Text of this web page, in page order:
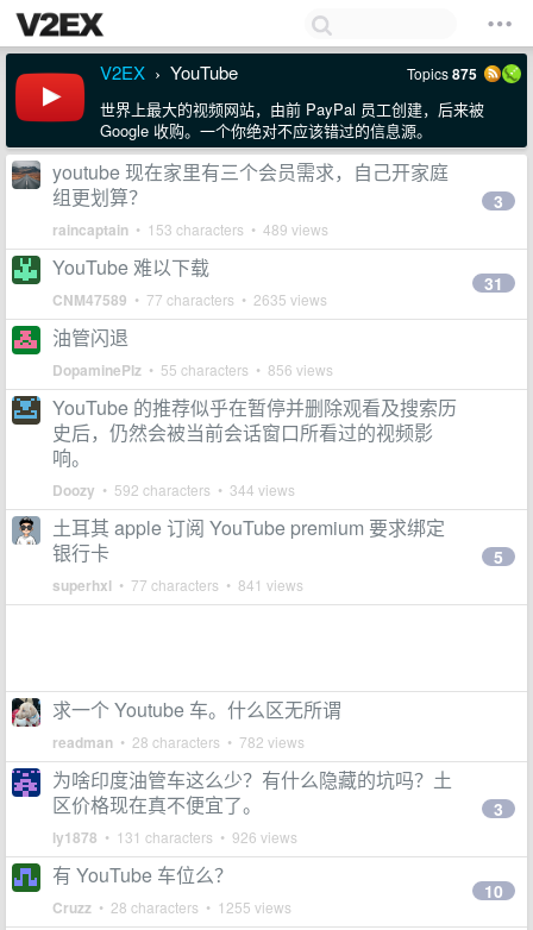
V2EX › YouTube Topics875
世界上最大的视频网站，由前 PayPal 员工创建，后来被
Google 收购。一个你绝对不应该错过的信息源。
youtube 现在家里有三个会员需求，自己开家庭
组更划算？
raincaptain • 153 characters • 489 views
3
YouTube 难以下载
CNM47589 • 77 characters • 2635 views
31
油管闪退
DopaminePlz • 55 characters • 856 views
YouTube 的推荐似乎在暂停并删除观看及搜索历
史后，仍然会被当前会话窗口所看过的视频影
响。
Doozy • 592 characters • 344 views
土耳其 apple 订阅 YouTube premium 要求绑定
银行卡
superhxl • 77 characters • 841 views
5
求一个 Youtube 车。什么区无所谓
readman • 28 characters • 782 views
为啥印度油管车这么少？有什么隐藏的坑吗？土
区价格现在真不便宜了。
ly1878 • 131 characters • 926 views
3
有 YouTube 车位么？
Cruzz • 28 characters • 1255 views
10